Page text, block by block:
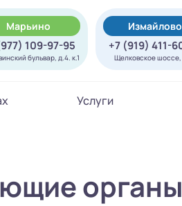
Марьино
109-97-95
бульвар, д.4. к.1
Измайлово
+7 (919) 411-
Щелковское шоссе,
Услуги
органы